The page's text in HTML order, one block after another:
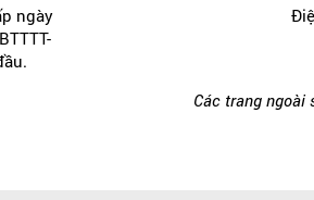
ngày
Các trang ngoài